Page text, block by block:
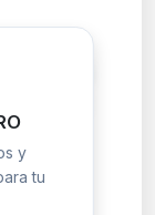
Suiza
las
y
tu